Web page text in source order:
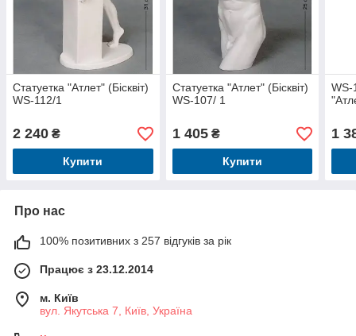
Статуетка "Атлет" (Бісквіт)
WS-112/1
2 240 ₴
Купити
Статуетка "Атлет" (Бісквіт)
WS-107/ 1
1 405₴
Купити
WS-
1
Про нас
100% позитивних з 257 відгуків за рік
Працює з 23.12.2014
м. Київ
вул. Якутська 7, Київ, Україна